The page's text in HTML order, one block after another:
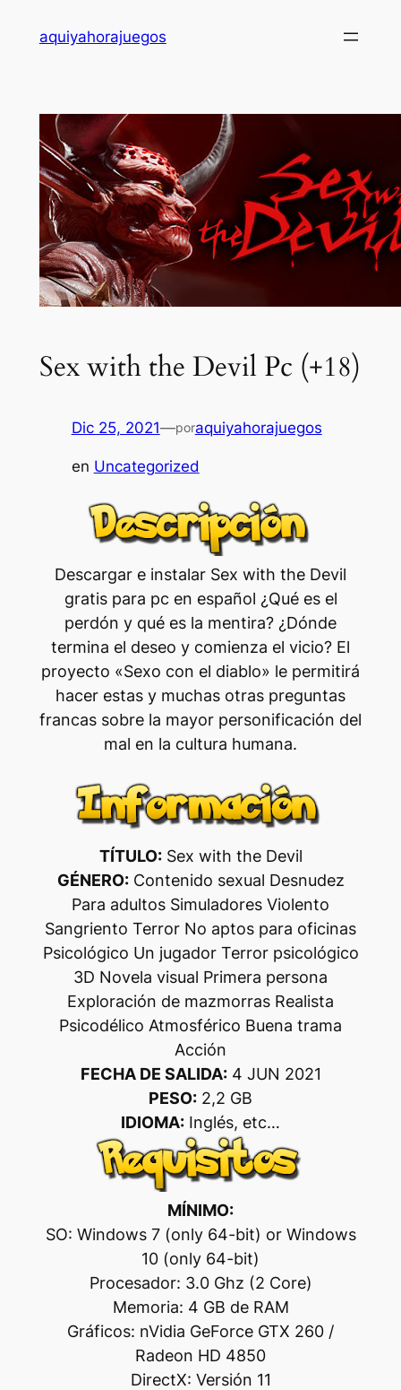
aquiyahorajuegos
Sex with the Devil Pc (+18)
Dic 25, 2021—poraquiyahorajuegos
en Uncategorized
Descargar e instalar Sex with the Devil
gratis para pc en español ¿Qué es el
perdón y qué es la mentira? ¿Dónde
termina el deseo y comienza el vicio? El
proyecto «Sexo con el diablo» le permitirá
hacer estas y muchas otras preguntas
francas sobre la mayor personificación del
mal en la cultura humana.
TÍTULO:Sex with the Devil
GÉNERO:Contenido sexual Desnudez
Para adultos Simuladores Violento
Sangriento Terror No aptos para oficinas
Psicológico Un jugador Terror psicológico
3D Novela visual Primera persona
Exploración de mazmorras Realista
Psicodélico Atmosférico Buena trama
Acción
FECHA DE SALIDA:4 JUN 2021
PESO: 2,2 GB
IDIOMA: Inglés, etc…
MÍNIMO:
SO: Windows 7 (only 64-bit) or Windows
10 (only 64-bit)
Procesador: 3.0 Ghz (2 Core)
Memoria: 4 GB de RAM
Gráficos: nVidia GeForce GTX 260 /
Radeon HD 4850
DirectX: Versión 11